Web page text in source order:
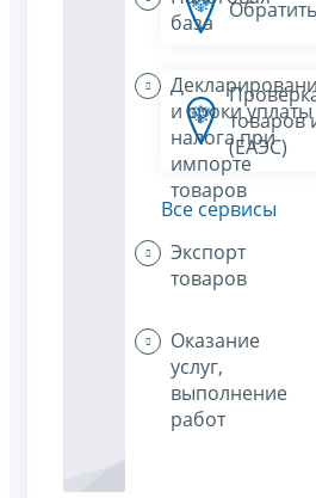
база
и сроки уплаты
налога при
импорте
товаров
Экспорт
товаров
Оказание
услуг,
выполнение
работ
товаров
(ЕАЭС)
Все сервисы